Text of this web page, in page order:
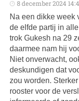
8 december 2024
Na een dikke week
de elfde partij in
trok Gukesh na 29
daarmee nam hij
Niet onverwacht,
deskundigen dat
zou worden.
rooster voor de